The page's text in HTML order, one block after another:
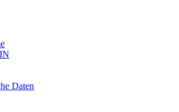
Daten